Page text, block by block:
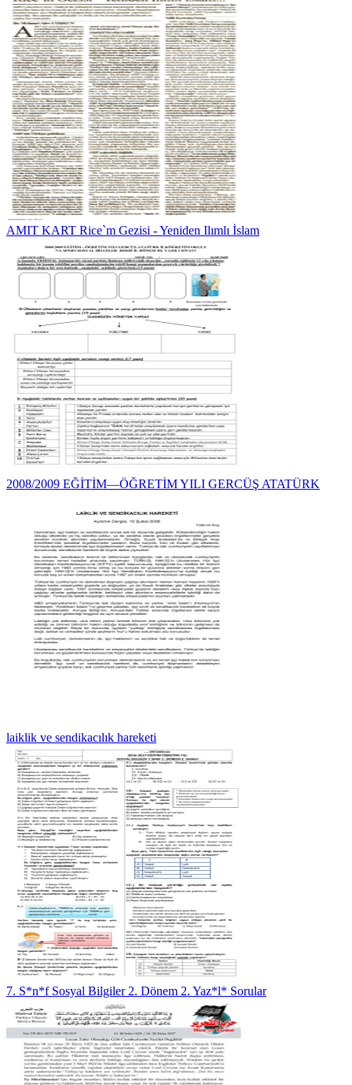
AMIT KART Rice`m Gezisi - Yeniden Ilımlı İslam
2008/2009 EĞİTİM—ÖĞRETİM YILI GERCÜŞ ATATÜRK
laiklik ve sendikacılık hareketi
7. S*n*f Sosyal Bilgiler 2. Dönem 2. Yaz*l* Sorular